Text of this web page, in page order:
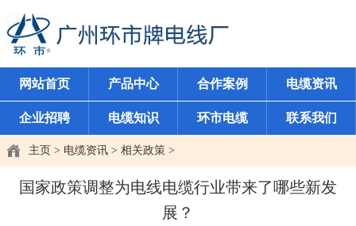
网站首页 产品中心 合作案例 电缆资讯
企业招聘 电缆知识 环市电缆 联系我们
主页 > 电缆资讯 > 相关政策 >
国家政策调整为电线电缆行业带来了哪些新发
展？